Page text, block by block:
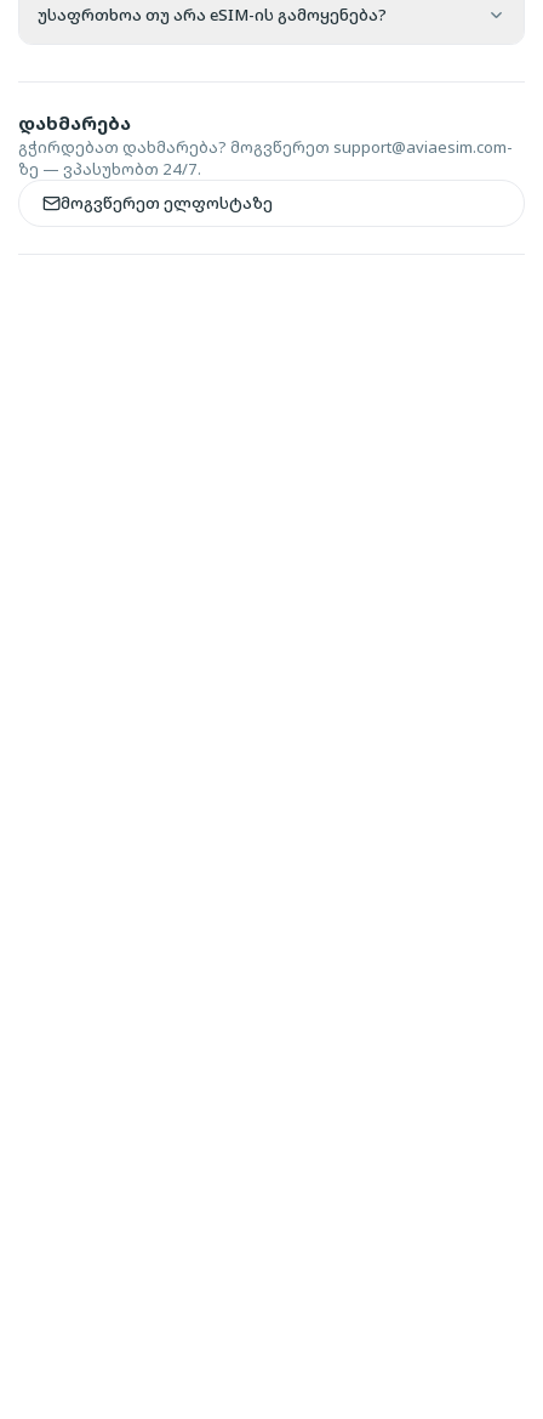
უსაფრთხოა თუ არა eSIM-ის გამოყენება?
დახმარება
გჭირდებათ დახმარება? მოგვწერეთ support@aviaesim.com-
ზე — ვპასუხობთ 24/7.
მოგვწერეთ ელფოსტაზე